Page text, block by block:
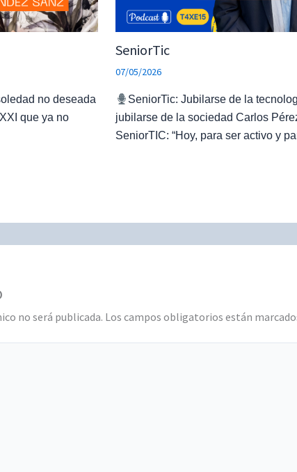
no deseada
que ya no
SeniorTic
07/05/2026
SeniorTic: Jubilarse de la
jubilarse de la sociedad Carlos
SeniorTIC: “Hoy, para ser activo y
no será publicada. Los campos obligatorios están